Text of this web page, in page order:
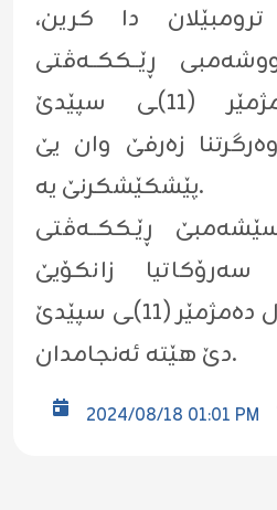
ترومبێلان دا کرین،
ڕێــککــەڤتی
(١٩-٨-٢٠٢٤) دەمژمێر (١١)ـی سپێدێ
زەرفێ وان یێ
پێشکێشکرنێ یە.
ڕێـککــەڤتی
ل سەرۆکاتیا زانکۆیێ
سەرئێک زێدەکرن ل دەمژمێر (١١)ـی سپێدێ
دێ هێتە ئەنجامدان.
2024/08/18 01:01 PM